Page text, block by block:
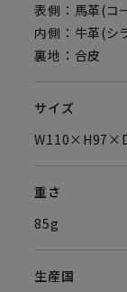
表側：馬革(コ
内側：牛革(シ
裏地：合皮
サイズ
重さ
85g
生産国